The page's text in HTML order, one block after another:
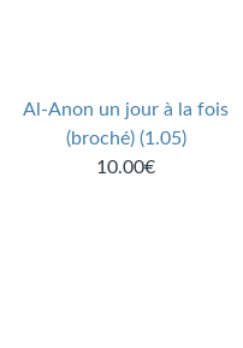
Al-Anon un jour à la fois
(broché) (1.05)
10.00€